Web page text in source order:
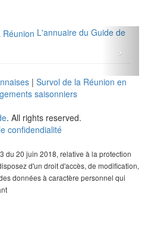
L'annuaire du Guide de
| Survol de la Réunion en
saisonniers
. All rights reserved.
confidendialité
du 20 juin 2018, relative à la protection
d'un droit d'accès, de modification,
données à caractère personnel qui